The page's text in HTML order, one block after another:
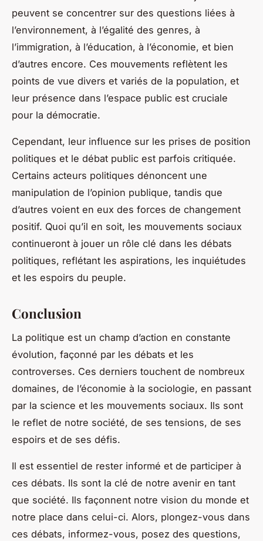
peuvent se concentrer sur des questions liées à
l’environnement, à l’égalité des genres, à
l’immigration, à l’éducation, à l’économie, et bien
d’autres encore. Ces mouvements reflètent les
points de vue divers et variés de la population, et
leur présence dans l’espace public est cruciale
pour la démocratie.
Cependant, leur influence sur les prises de position
politiques et le débat public est parfois critiquée.
Certains acteurs politiques dénoncent une
manipulation de l’opinion publique, tandis que
d’autres voient en eux des forces de changement
positif. Quoi qu’il en soit, les mouvements sociaux
continueront à jouer un rôle clé dans les débats
politiques, reflétant les aspirations, les inquiétudes
et les espoirs du peuple.
Conclusion
La politique est un champ d’action en constante
évolution, façonné par les débats et les
controverses. Ces derniers touchent de nombreux
domaines, de l’économie à la sociologie, en passant
par la science et les mouvements sociaux. Ils sont
le reflet de notre société, de ses tensions, de ses
espoirs et de ses défis.
Il est essentiel de rester informé et de participer à
ces débats. Ils sont la clé de notre avenir en tant
que société. Ils façonnent notre vision du monde et
notre place dans celui-ci. Alors, plongez-vous dans
ces débats, informez-vous, posez des questions,